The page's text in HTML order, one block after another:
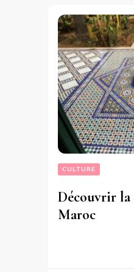
CULTURE
Découvrir
Maroc